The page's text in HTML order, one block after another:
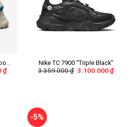
₫
Nike TC 7900 “Triple Black”
3.359.000₫ 3.100.000₫
-5%